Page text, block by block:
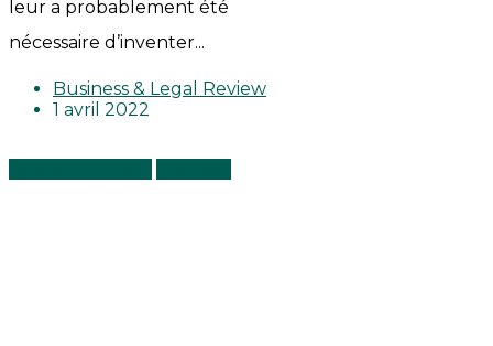
leur a probablement été
nécessaire d’inventer...
Business & Legal Review
1 avril 2022